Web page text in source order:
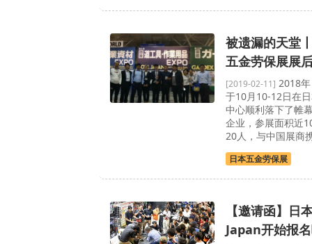
被遗漏的天堂
五金劳保展展
[2019-02-11] 2018
于10月10-12日在
中心顺利落下了帷
企业，参展面积近
20人，与中国展商
日本五金劳保展
【邀请函】日
Japan开始报